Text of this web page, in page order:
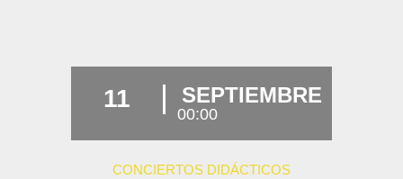
11 SEPTIEMBRE
00:00
CONCIERTOS DIDÁCTICOS